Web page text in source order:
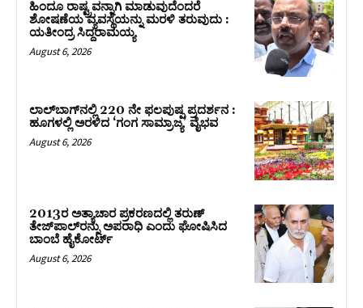
ಹಿಂದೂ ರಾಷ್ಟ್ರವನ್ನಾಗಿ ಮಾಡುವುದೆಂದರೆ
ಶೋಷಣೆಯ ವ್ಯವಸ್ಥೆಯನ್ನು ಮರಳಿ ತರುವುದು :
ಯತೀಂದ್ರ ಸಿದ್ದರಾಮಯ್ಯ
August 6, 2026
ಲಾಲ್‍ಬಾಗ್‍ನಲ್ಲಿ 220 ನೇ ಫಲಪುಷ್ಪ ಪ್ರದರ್ಶನ :
ಹೂಗಳಲ್ಲಿ ಅರಳಿದ ‘ಗಂಗ ಸಾಮ್ರಾಜ್ಯ’ ವೈಭವ
August 6, 2026
2013ರ ಅತ್ಯಾಚಾರ ಪ್ರಕರಣದಲ್ಲಿ ತರುಣ್
ತೇಜ್‌ಪಾಲ್‌ರನ್ನು ಅಪರಾಧಿ ಎಂದು ಘೋಷಿಸಿದ
ಬಾಂಬೆ ಹೈಕೋರ್ಟ್
August 6, 2026